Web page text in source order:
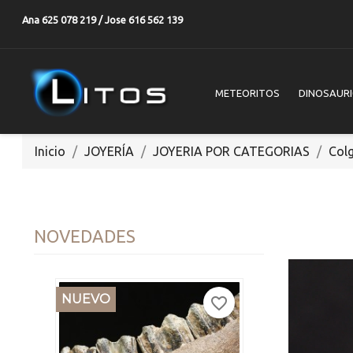
Ana 625 078 219 / Jose 616 562 139
METEORITOS
Inicio JOYERÍA JOYERIA POR CATEGORIAS
NOVEDADES
NUEVO favorite_border